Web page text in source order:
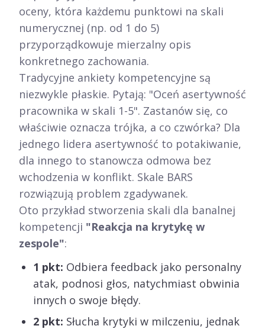
oceny, która każdemu punktowi na skali
numerycznej (np. od 1 do 5)
przyporządkowuje mierzalny opis
konkretnego zachowania.
Tradycyjne ankiety kompetencyjne są
niezwykle płaskie. Pytają: "Oceń asertywność
pracownika w skali 1-5". Zastanów się, co
właściwie oznacza trójka, a co czwórka? Dla
jednego lidera asertywność to potakiwanie,
dla innego to stanowcza odmowa bez
wchodzenia w konflikt. Skale BARS
rozwiązują problem zgadywanek.
Oto przykład stworzenia skali dla banalnej
kompetencji "Reakcja na krytykę w
zespole":
1 pkt: Odbiera feedback jako personalny
atak, podnosi głos, natychmiast obwinia
innych o swoje błędy.
2 pkt: Słucha krytyki w milczeniu, jednak